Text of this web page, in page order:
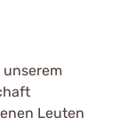
Leuten